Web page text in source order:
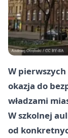
W
okazja do
władzami
W szkolnej
od